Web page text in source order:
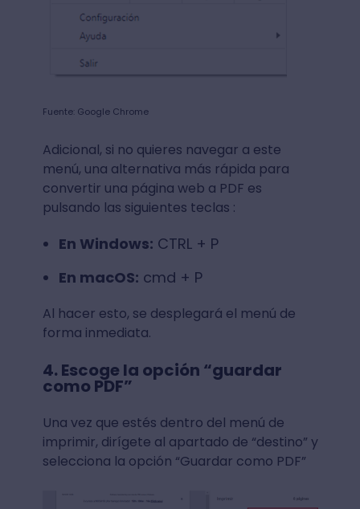
Fuente: Google Chrome
Adicional, si no quieres navegar a este
menú, una alternativa más rápida para
convertir una página web a PDF es
pulsando las siguientes teclas :
En Windows: CTRL + P
En macOS: cmd + P
Al hacer esto, se desplegará el menú de
forma inmediata.
4. Escoge la opción “guardar
como PDF”
Una vez que estés dentro del menú de
imprimir, dirígete al apartado de “destino” y
selecciona la opción “Guardar como PDF”